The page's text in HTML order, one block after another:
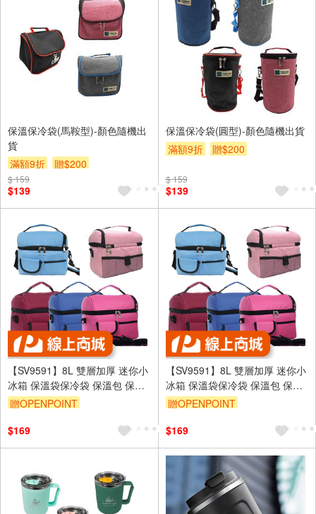
保溫保冷袋(馬鞍型)-顏色隨機出
貨
滿額9折
贈$200
$ 159
$139
保溫保冷袋(圓型)-顏色隨機出貨
滿額9折
贈$200
$ 159
$139
【SV9591】8L 雙層加厚 迷你小
冰箱 保溫袋保冷袋 保溫包 保冷
包 保鮮 便當袋 母乳袋媽咪包
贈OPENPOINT
$169
【SV9591】8L 雙層加厚 迷你小
冰箱 保溫袋保冷袋 保溫包 保冷
包 保鮮 便當袋 母乳袋媽咪包
贈OPENPOINT
$169